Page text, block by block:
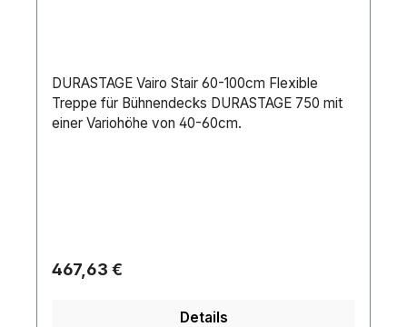
DURASTAGE Vairo Stair 60-100cm Flexible
Treppe für Bühnendecks DURASTAGE 750 mit
einer Variohöhe von 40-60cm.
Regulärer Preis:
467,63 €
Details